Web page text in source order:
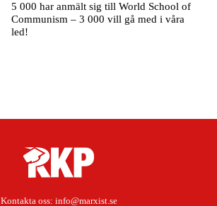
5 000 har anmält sig till World School of
Communism – 3 000 vill gå med i våra
led!
Kontakta oss: info@marxist.se